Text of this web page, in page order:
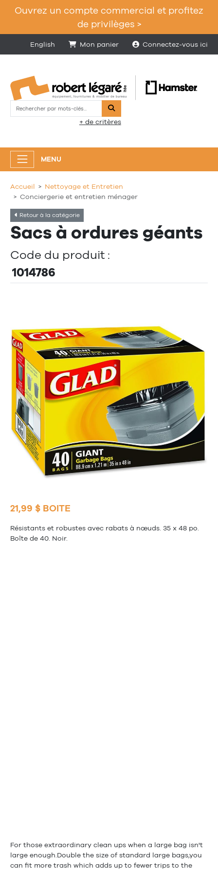
Ouvrez un compte commercial et profitez
de privilèges >
English Mon panier Connectez-vous ici
Rechercher
+ de critères
MENU
Accueil
Nettoyage et Entretien
Conciergerie et entretien ménager
Retour à la catégorie
Sacs à ordures géants
Code du produit :
1014786
21,99 $ BOITE
Résistants et robustes avec rabats à nœuds. 35 x 48 po.
Boîte de 40. Noir.
For those extraordinary clean ups when a large bag isn't
large enough.Double the size of standard large bags,you
can fit more trash which adds up to fewer trips to the